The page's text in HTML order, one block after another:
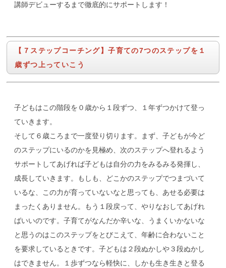
講師デビューするまで徹底的にサポートします！
【７ステップコーチング】子育ての7つのステップを１
歳ずつ上っていこう
子どもはこの階段を０歳から１段ずつ、１年ずつかけて登っ
ていきます。
そして６歳ころまで一度登り切ります。まず、子どもが今ど
のステップにいるのかを見極め、次のステップへ登れるよう
サポートしてあげれば子どもは自分の力をみるみる発揮し、
成長していきます。もしも、どこかのステップでつまづいて
いるな、この力が育っていないなと思っても、あせる必要は
まったくありません。もう１段戻って、やりなおしてあげれ
ばいいのです。子育てがなんだか辛いな、うまくいかないな
と思うのはこのステップをとびこえて、年齢に合わないこと
を要求しているときです。子どもは２段ぬかしや３段ぬかし
はできません。１歩ずつなら軽快に、しかも生き生きと登る